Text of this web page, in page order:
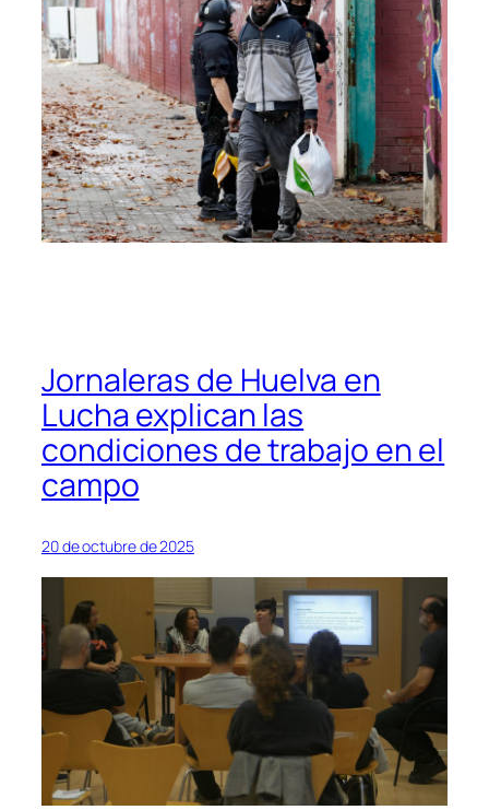
Jornaleras de Huelva en
Lucha explican las
condiciones de trabajo en el
campo
20 de octubre de 2025